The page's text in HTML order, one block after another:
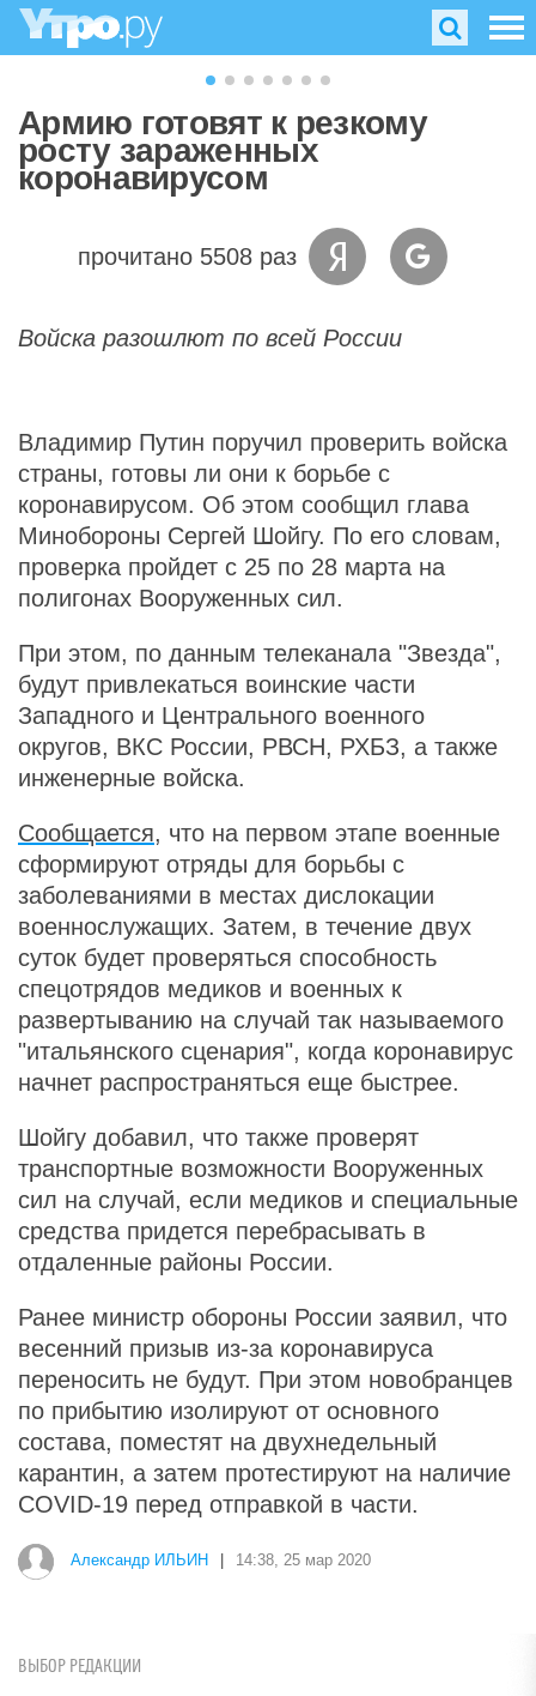
Армию готовят к резкому
росту зараженных
коронавирусом
прочитано 5508 раз
Войска разошлют по всей России
Владимир Путин поручил проверить войска
страны, готовы ли они к борьбе с
коронавирусом. Об этом сообщил глава
Минобороны Сергей Шойгу. По его словам,
проверка пройдет с 25 по 28 марта на
полигонах Вооруженных сил.
При этом, по данным телеканала "Звезда",
будут привлекаться воинские части
Западного и Центрального военного
округов, ВКС России, РВСН, РХБЗ, а также
инженерные войска.
Сообщается, что на первом этапе военные
сформируют отряды для борьбы с
заболеваниями в местах дислокации
военнослужащих. Затем, в течение двух
суток будет проверяться способность
спецотрядов медиков и военных к
развертыванию на случай так называемого
"итальянского сценария", когда коронавирус
начнет распространяться еще быстрее.
Шойгу добавил, что также проверят
транспортные возможности Вооруженных
сил на случай, если медиков и специальные
средства придется перебрасывать в
отдаленные районы России.
Ранее министр обороны России заявил, что
весенний призыв из-за коронавируса
переносить не будут. При этом новобранцев
по прибытию изолируют от основного
состава, поместят на двухнедельный
карантин, а затем протестируют на наличие
COVID-19 перед отправкой в части.
Александр ИЛЬИН 14:38, 25 мар 2020
ВЫБОР РЕДАКЦИИ